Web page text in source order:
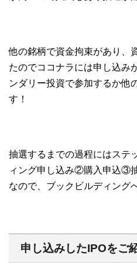
他の銘柄で資金拘束があり、
たのでココナラには申し込み
ンダリー投資で参加するか他
す！
抽選するまでの過程にはス
ィング申し込み②購入申込③
なので、ブックビルディング
申し込みしたIPOをご